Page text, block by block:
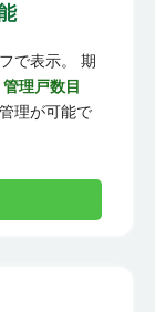
で表示。 期
管理戸数目
理が可能で